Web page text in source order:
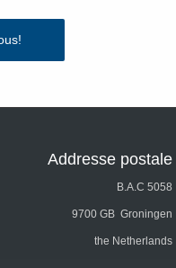
Addresse postale
B.A.C 5058
9700 GB Groningen
the Netherlands